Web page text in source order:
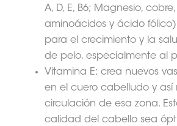
A, D, E, B6; Magnesio, cobre,
aminoácidos y ácido
para el crecimiento y la
de pelo, especialmente al
Vitamina E: crea nuevos
en el cuero cabelludo y así
circulación de esa zona.
calidad del cabello sea